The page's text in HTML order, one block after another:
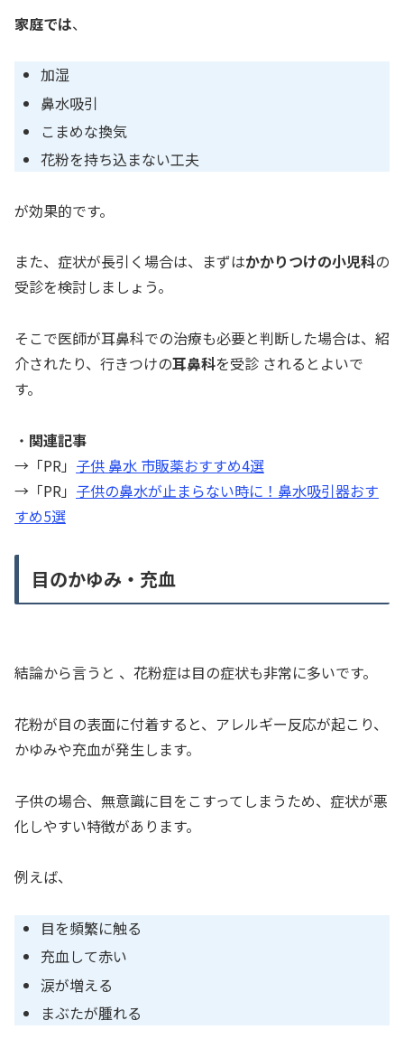
家庭では、
加湿
鼻水吸引
こまめな換気
花粉を持ち込まない工夫
が効果的です。
また、症状が長引く場合は、まずはかかりつけの小児科の
受診を検討しましょう。
そこで医師が耳鼻科での治療も必要と判断した場合は、紹
介されたり、行きつけの耳鼻科を受診 されるとよいで
す。
・ 関連記事
→「PR」 子供 鼻水 市販薬おすすめ4選
→「PR」 子供の鼻水が止まらない時に！鼻水吸引器おす
すめ5選
目のかゆみ・充血
結論から言うと 、花粉症は目の症状も非常に多いです。
花粉が目の表面に付着すると、アレルギー反応が起こり、
かゆみや充血が発生します。
子供の場合、無意識に目をこすってしまうため、症状が悪
化しやすい特徴があります。
例えば、
目を頻繁に触る
充血して赤い
涙が増える
まぶたが腫れる